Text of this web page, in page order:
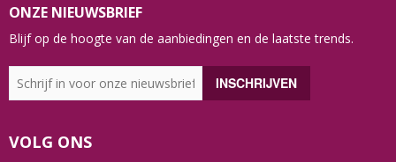
ONZE NIEUWSBRIEF
Blijf op de hoogte van de aanbiedingen en de laatste trends.
VOLG ONS